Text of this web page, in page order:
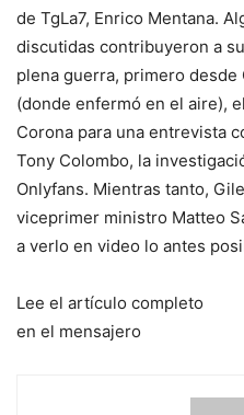
de TgLa7, Enrico Mentana.
discutidas contribuyeron a
plena guerra, primero desde
(donde enfermó en el aire),
Corona para una entrevista
Tony Colombo, la
Onlyfans. Mientras tanto,
viceprimer ministro Matteo
a verlo en video lo antes
Lee el artículo completo
en el mensajero